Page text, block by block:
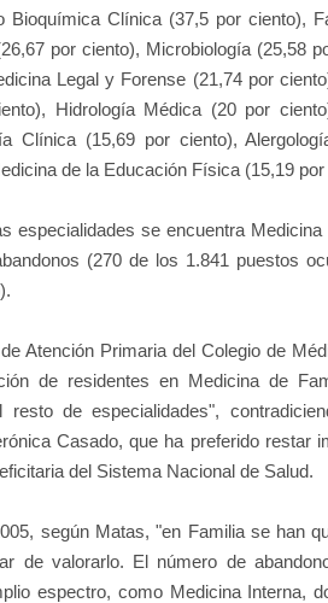
Bioquímica Clínica (37,5 por ciento),
por ciento), Microbiología (25,58
Legal y Forense (21,74 por
Hidrología Médica (20 por
Clínica (15,69 por ciento),
de la Educación Física (15,19 por
especialidades se encuentra
(270 de los 1.841 puestos
Atención Primaria del Colegio de
de residentes en Medicina de
resto de especialidades",
Casado, que ha preferido restar
del Sistema Nacional de Salud.
según Matas, "en Familia se han
de valorarlo. El número de
espectro, como Medicina Interna,